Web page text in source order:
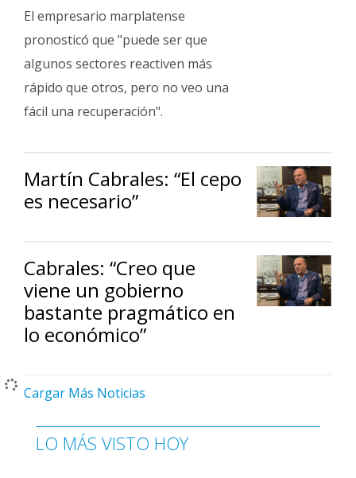
El empresario marplatense
pronosticó que "puede ser que
algunos sectores reactiven más
rápido que otros, pero no veo una
fácil una recuperación".
Martín Cabrales: “El cepo
es necesario”
Cabrales: “Creo que
viene un gobierno
bastante pragmático en
lo económico”
Cargar Más Noticias
LO MÁS VISTO HOY